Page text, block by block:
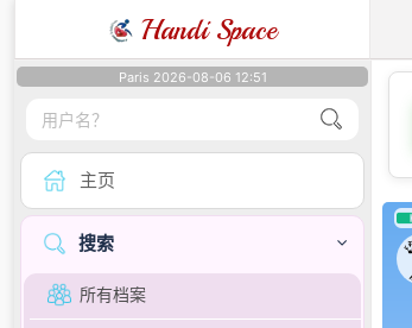
Handi Space
Paris 2026-08-06 12:51
主页
搜索
所有档案